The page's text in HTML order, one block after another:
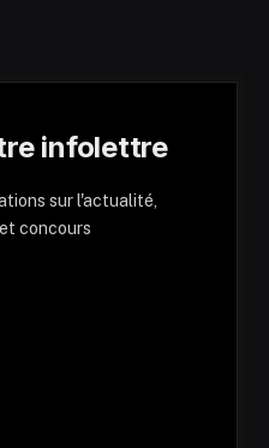
infolettre
sur l'actualité,
concours